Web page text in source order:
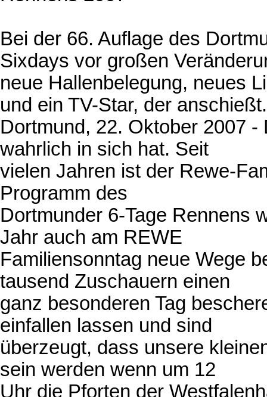
Bei der 66. Auflage des
Sixdays vor großen
neue Hallenbelegung, neues
und ein TV-Star, der anschießt.
Dortmund, 22. Oktober 2007 -
wahrlich in sich hat. Seit
vielen Jahren ist der Rewe-
Programm des
Dortmunder 6-Tage Rennens
Jahr auch am REWE
Familiensonntag neue Wege
tausend Zuschauern einen
ganz besonderen Tag
einfallen lassen und sind
überzeugt, dass unsere
sein werden wenn um 12
Uhr die Pforten der